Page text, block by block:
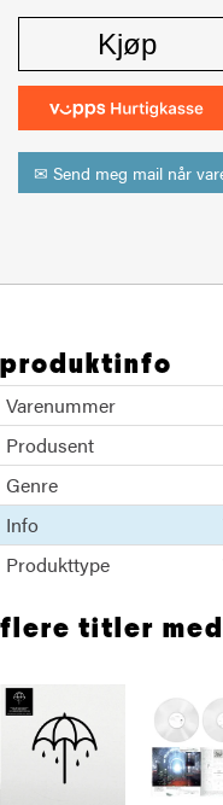
Kjøp
✉ Send meg mail når
produktinfo
Varenummer
Produsent
Genre
Info
Produkttype
flere titler